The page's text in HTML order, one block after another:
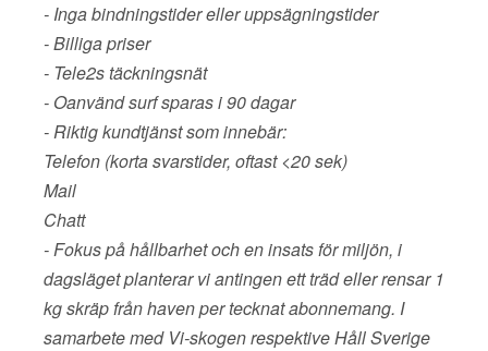
- Inga bindningstider eller uppsägningstider
- Billiga priser
- Tele2s täckningsnät
- Oanvänd surf sparas i 90 dagar
- Riktig kundtjänst som innebär:
Telefon (korta svarstider, oftast <20 sek)
Mail
Chatt
- Fokus på hållbarhet och en insats för miljön, i
dagsläget planterar vi antingen ett träd eller rensar 1
kg skräp från haven per tecknat abonnemang. I
samarbete med Vi-skogen respektive Håll Sverige